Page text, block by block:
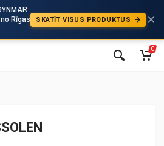
Rīgas
SKATĪT VISUS PRODUKTUS
0